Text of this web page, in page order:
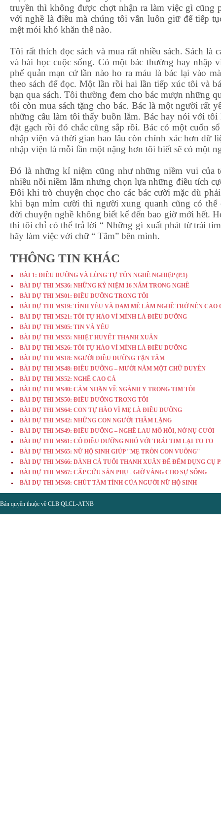
truyền thì không được chợt nhận ra làm việc gì cũng
với nghề là điều mà chúng tôi vẫn luôn giữ để tiếp
mệt mỏi khó khăn thế nào.
Tôi rất thích đọc sách và mua rất nhiều sách. Sách là
và bài học cuộc sống. Có một bác thường hay nhập
phế quản mạn cứ lần nào ho ra máu là bác lại vào
theo sách để đọc. Một lần rồi hai lần tiếp xúc tôi và
bạn qua sách. Tôi thường đem cho bác mượn những
tôi còn mua sách tặng cho bác. Bác là một người rất
những câu làm tôi thấy buồn lắm. Bác hay nói với
đặt gạch rồi đó chắc cũng sắp rồi. Bác có một cuốn
nhập viện và thời gian bao lâu còn chính xác hơn dữ
nhập viện là mỗi lần một nặng hơn tôi biết sẽ có một
Đó là những kỉ niệm cũng như những niềm vui của
nhiều nỗi niềm lắm nhưng chọn lựa những điều tích
Đôi khi trò chuyện chọc cho các bác cười mặc dù
khi bạn mỉm cười thì người xung quanh cũng có thể
đời chuyện nghề không biết kể đến bao giờ mới hết.
thì tôi chỉ có thể trả lời “ Những gì xuất phát từ trái
hãy làm việc với chữ “ Tâm” bên mình.
THÔNG TIN KHÁC
BÀI 1: ĐIỀU DƯỠNG VÀ LÒNG TỰ TÔN NGHỀ NGHIỆP (P.1)
BÀI DỰ THI MS36: NHỮNG KỶ NIỆM 16 NĂM TRONG NGHỀ
BÀI DỰ THI MS01: ĐIỀU DƯỠNG TRONG TÔI
BÀI DỰ THI MS19: TÌNH YÊU VÀ ĐAM MÊ LÀM NGHỀ TRỞ NÊN CAO
BÀI DỰ THI MS21: TÔI TỰ HÀO VÌ MÌNH LÀ ĐIỀU DƯỠNG
BÀI DỰ THI MS05: TIN VÀ YÊU
BÀI DỰ THI MS55: NHIỆT HUYẾT THANH XUÂN
BÀI DỰ THI MS26: TÔI TỰ HÀO VÌ MÌNH LÀ ĐIỀU DƯỠNG
BÀI DỰ THI MS18: NGƯỜI ĐIỀU DƯỠNG TẬN TÂM
BÀI DỰ THI MS48: ĐIỀU DƯỠNG – MƯỜI NĂM MỘT CHỮ DUYÊN
BÀI DỰ THI MS52: NGHỀ CAO CẢ
BÀI DỰ THI MS40: CẢM NHẬN VỀ NGÀNH Y TRONG TIM TÔI
BÀI DỰ THI MS50: ĐIỀU DƯỠNG TRONG TÔI
BÀI DỰ THI MS64: CON TỰ HÀO VÌ MẸ LÀ ĐIỀU DƯỠNG
BÀI DỰ THI MS42: NHỮNG CON NGƯỜI THẦM LẶNG
BÀI DỰ THI MS49: ĐIỀU DƯỠNG – NGHỀ LAU MỒ HÔI, NỞ NỤ CƯỜI
BÀI DỰ THI MS61: CÔ ĐIỀU DƯỠNG NHỎ VỚI TRÁI TIM LẠI TO TO
BÀI DỰ THI MS65: NỮ HỘ SINH GIÚP "MẸ TRÒN CON VUÔNG"
BÀI DỰ THI MS66: DÀNH CẢ TUỔI THANH XUÂN ĐỂ ĐẾM DỤNG CỤ
BÀI DỰ THI MS67: CẤP CỨU SẢN PHỤ - GIỜ VÀNG CHO SỰ SỐNG
BÀI DỰ THI MS68: CHÚT TÂM TÌNH CỦA NGƯỜI NỮ HỘ SINH
Bản quyền thuộc về CLB QLCL-ATNB